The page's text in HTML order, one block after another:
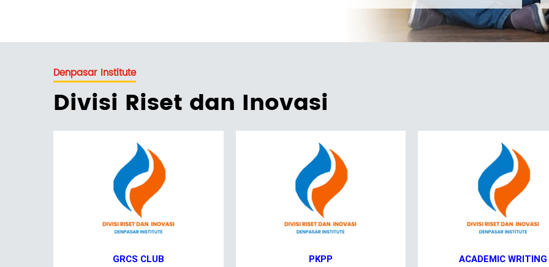
Denpasar Institute
Divisi Riset dan Inovasi
GRCS CLUB PKPP ACADEMIC WRITING